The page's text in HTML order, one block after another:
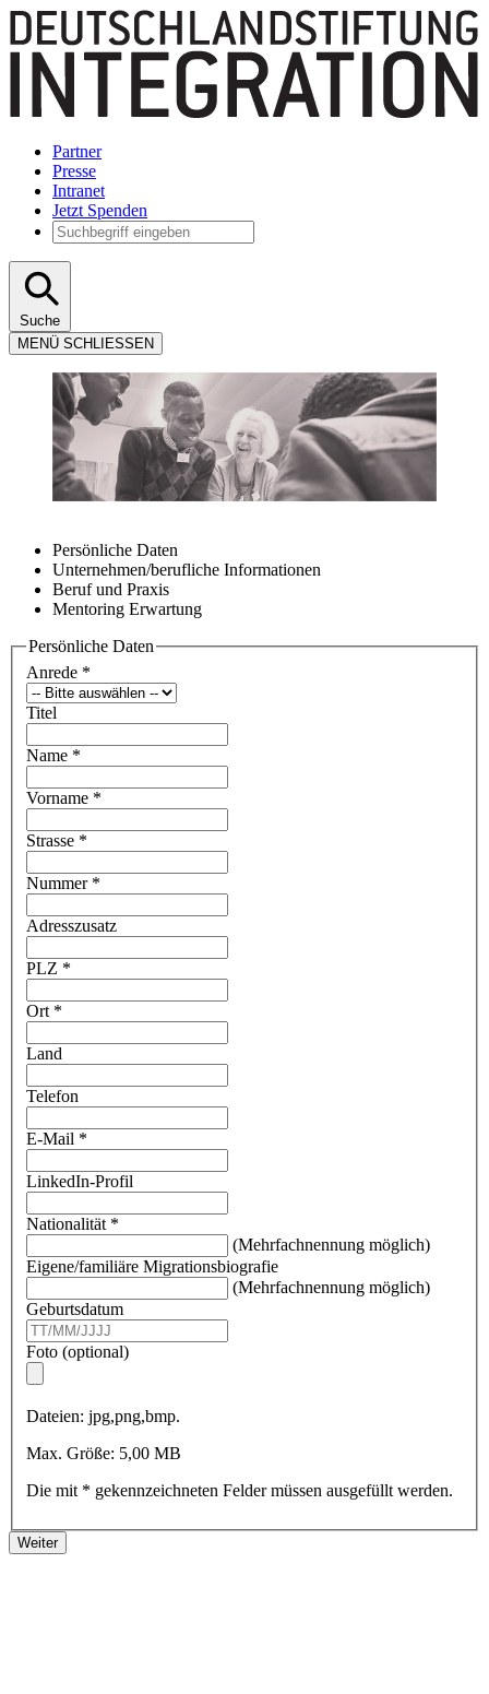
Partner
Presse
Intranet
Jetzt Spenden
Suche
MENÜ SCHLIESSEN
Persönliche Daten
Unternehmen/berufliche Informationen
Beruf und Praxis
Mentoring Erwartung
Persönliche Daten
Anrede *
Titel
Name *
Vorname *
Strasse *
Nummer *
Adresszusatz
PLZ *
Ort *
Land
Telefon
E-Mail *
LinkedIn-Profil
Nationalität *
(Mehrfachnennung möglich)
Eigene/familiäre Migrationsbiografie
(Mehrfachnennung möglich)
Geburtsdatum
Foto (optional)
Dateien: jpg,png,bmp.
Max. Größe: 5,00 MB
Die mit * gekennzeichneten Felder müssen ausgefüllt werden.
Weiter